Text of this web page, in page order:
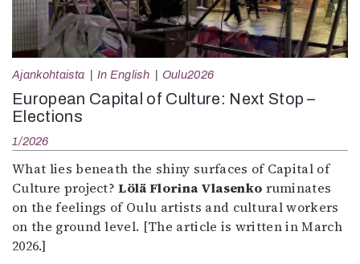
Ajankohtaista In English Oulu2026
European Capital of Culture: Next Stop –
Elections
1/2026
What lies beneath the shiny surfaces of Capital of
Culture project?Lölä Florina Vlasenko ruminates
on the feelings of Oulu artists and cultural workers
on the ground level. [The article is written in March
2026.]